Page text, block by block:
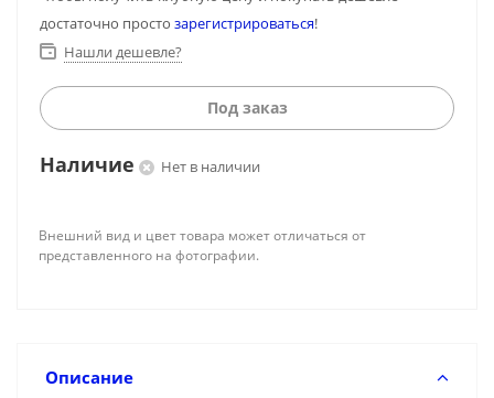
достаточно просто зарегистрироваться!
Нашли дешевле?
Под заказ
Наличие Нет в наличии
Внешний вид и цвет товара может отличаться от
представленного на фотографии.
Описание